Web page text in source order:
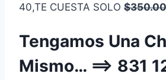
40,TE CUESTA SOLO $350.00
Tengamos Una
Mismo… ==> 831